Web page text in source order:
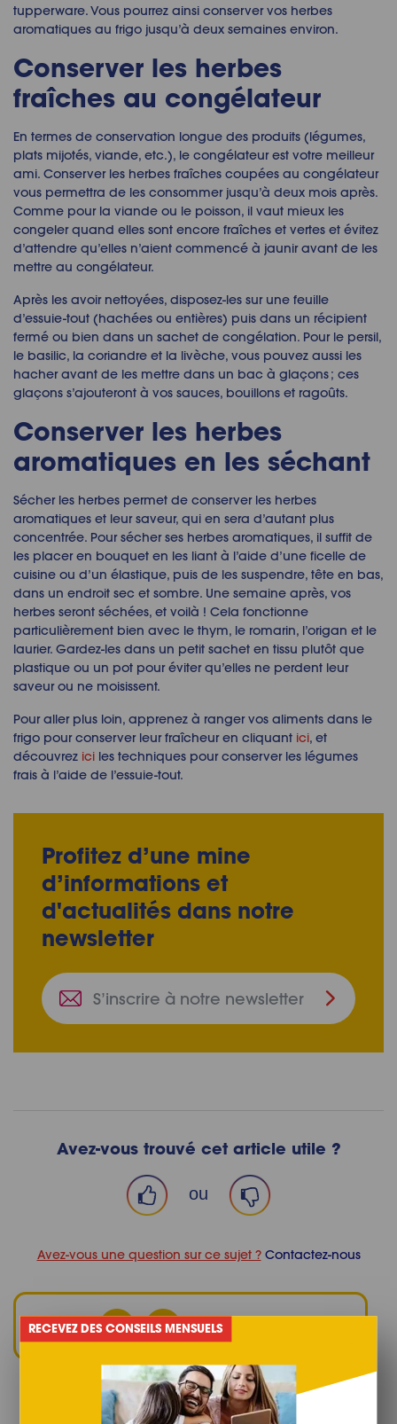
Profitez d’une mine
d’informations et
d'actualités dans notre
newsletter
S’inscrire
à
tupperware. Vous pourrez ainsi conserver vos herbes
aromatiques au frigo jusqu’à deux semaines environ.
Conserver les herbes
fraîches au congélateur
En termes de conservation longue des produits (légumes,
plats mijotés, viande, etc.), le congélateur est votre meilleur
ami. Conserver les herbes fraîches coupées au congélateur
vous permettra de les consommer jusqu’à deux mois après.
Comme pour la viande ou le poisson, il vaut mieux les
congeler quand elles sont encore fraîches et vertes et évitez
d’attendre qu’elles n’aient commencé à jaunir avant de les
mettre au congélateur.
Après les avoir nettoyées, disposez-les sur une feuille
d’essuie-tout (hachées ou entières) puis dans un récipient
fermé ou bien dans un sachet de congélation. Pour le persil,
le basilic, la coriandre et la livèche, vous pouvez aussi les
hacher avant de les mettre dans un bac à glaçons ; ces
glaçons s’ajouteront à vos sauces, bouillons et ragoûts.
Conserver les herbes
aromatiques en les séchant
Sécher les herbes permet de conserver les herbes
aromatiques et leur saveur, qui en sera d’autant plus
concentrée. Pour sécher ses herbes aromatiques, il suffit de
les placer en bouquet en les liant à l’aide d’une ficelle de
cuisine ou d’un élastique, puis de les suspendre, tête en bas,
dans un endroit sec et sombre. Une semaine après, vos
herbes seront séchées, et voilà ! Cela fonctionne
particulièrement bien avec le thym, le romarin, l’origan et le
laurier. Gardez-les dans un petit sachet en tissu plutôt que
plastique ou un pot pour éviter qu’elles ne perdent leur
saveur ou ne moisissent.
Pour aller plus loin, apprenez à ranger vos aliments dans le
frigo pour conserver leur fraîcheur en cliquant ici, et
découvrez ici les techniques pour conserver les légumes
frais à l’aide de l’essuie-tout.
Avez-vous trouvé cet article utile ?
ou
Avez-vous une question sur ce sujet ?Contactez-nous
Partage
RECEVEZ DES CONSEILS MENSUELS